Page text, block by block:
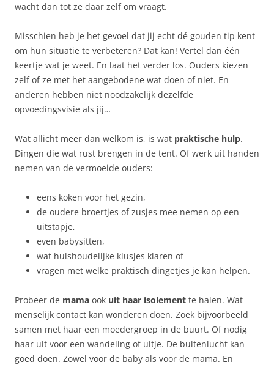
wacht dan tot ze daar zelf om vraagt.
Misschien heb je het gevoel dat jij echt dé gouden tip kent
om hun situatie te verbeteren? Dat kan! Vertel dan één
keertje wat je weet. En laat het verder los. Ouders kiezen
zelf of ze met het aangebodene wat doen of niet. En
anderen hebben niet noodzakelijk dezelfde
opvoedingsvisie als jij…
Wat allicht meer dan welkom is, is wat praktische hulp.
Dingen die wat rust brengen in de tent. Of werk uit handen
nemen van de vermoeide ouders:
eens koken voor het gezin,
de oudere broertjes of zusjes mee nemen op een
uitstapje,
even babysitten,
wat huishoudelijke klusjes klaren of
vragen met welke praktisch dingetjes je kan helpen.
Probeer de mama ook uit haar isolement te halen. Wat
menselijk contact kan wonderen doen. Zoek bijvoorbeeld
samen met haar een moedergroep in de buurt. Of nodig
haar uit voor een wandeling of uitje. De buitenlucht kan
goed doen. Zowel voor de baby als voor de mama. En